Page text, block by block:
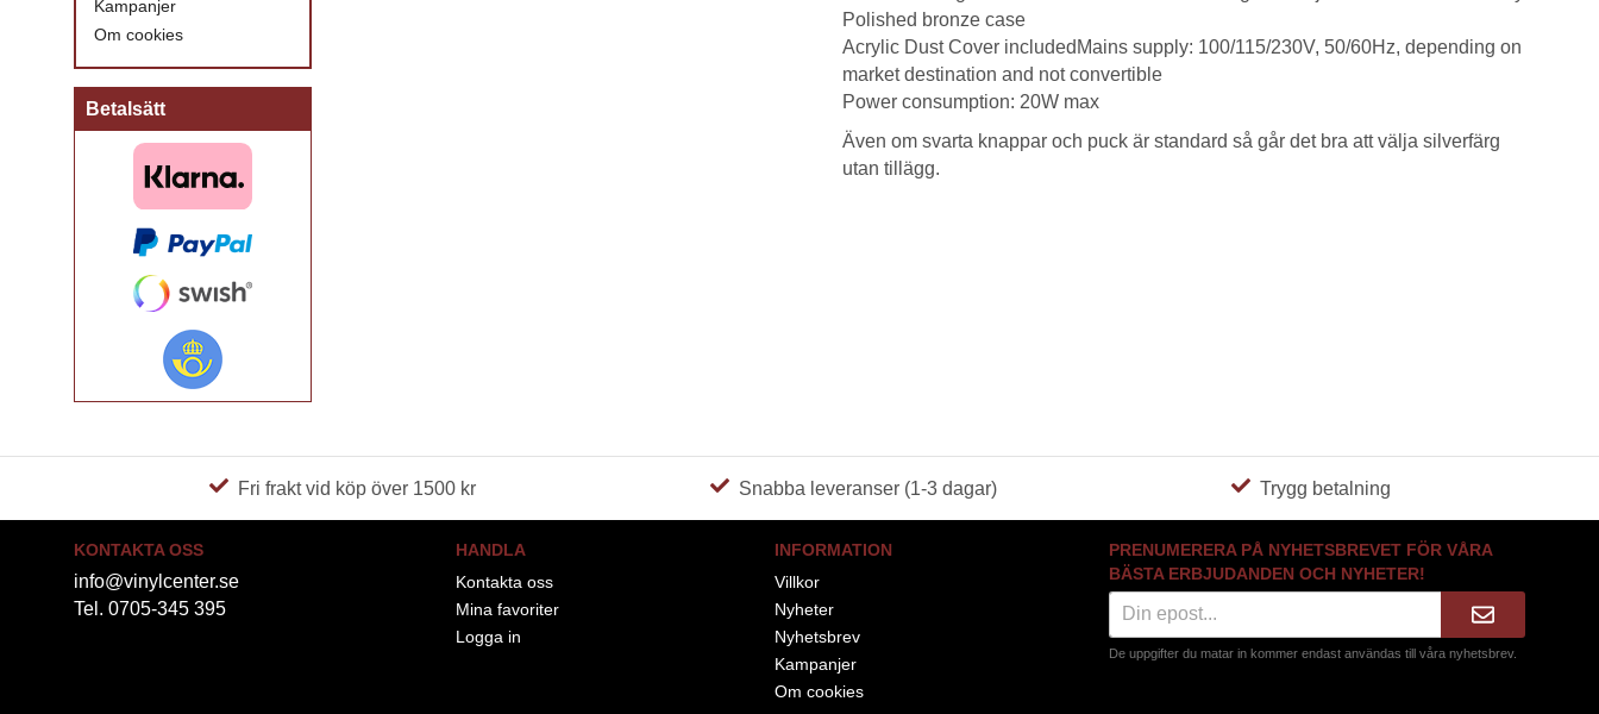
Kampanjer
Om cookies
Betalsätt
Polished bronze case
Acrylic Dust Cover includedMains supply: 100/115/230V, 50/60Hz, depending on
market destination and not convertible
Power consumption: 20W max
Även om svarta knappar och puck är standard så går det bra att välja silverfärg
utan tillägg.
Fri frakt vid köp över 1500 kr Snabba leveranser (1-3 dagar) Trygg betalning
KONTAKTA OSS
info@vinylcenter.se
Tel. 0705-345 395
HANDLA
Kontakta oss
Mina favoriter
Logga in
INFORMATION
Villkor
Nyheter
Nyhetsbrev
Kampanjer
Om cookies
PRENUMERERA PÅ NYHETSBREVET FÖR VÅRA
BÄSTA ERBJUDANDEN OCH NYHETER!
De uppgifter du matar in kommer endast användas till våra nyhetsbrev.